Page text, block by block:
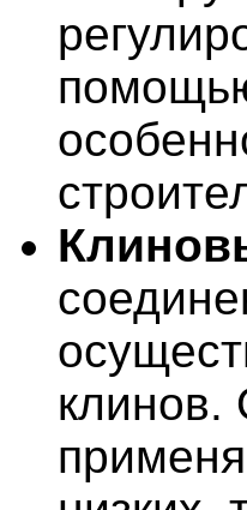
клинов.